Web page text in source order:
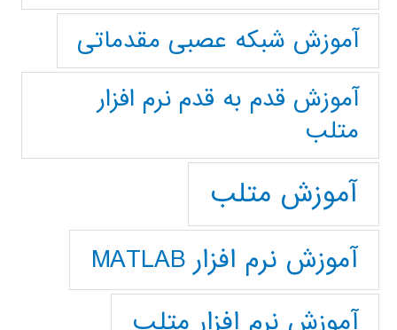
آموزش شبکه عصبی مقدماتی
آموزش قدم به قدم نرم افزار
متلب
آموزش متلب
آموزش نرم افزار MATLAB
آموزش نرم افزار متلب